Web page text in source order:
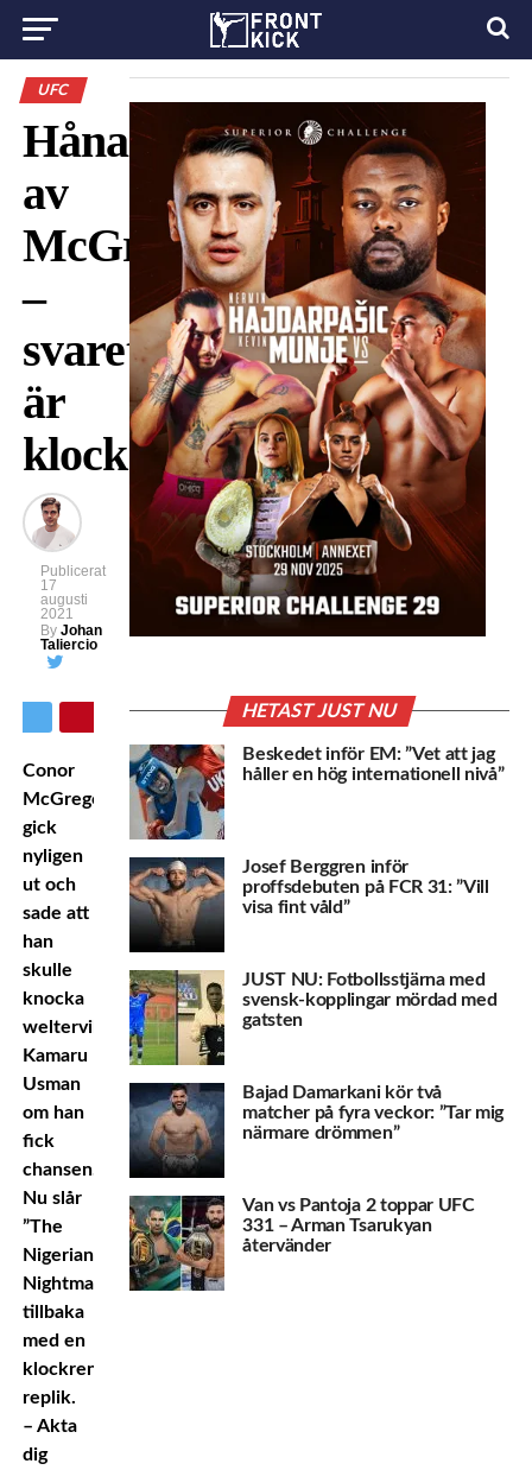
UFC
Hånades
av
McGregor
–
svaret
är
klockrent
Publicerat
17
augusti
2021
By Johan
Taliercio
Conor
McGregor
gick
nyligen
ut och
sade att
han
skulle
knocka
welterviktsmästaren
Kamaru
Usman
om han
fick
chansen.
Nu slår
”The
Nigerian
Nightmare”
tillbaka
med en
klockren
replik.
– Akta
dig
HETAST JUST NU
Beskedet inför EM: ”Vet att jag
håller en hög internationell nivå”
Josef Berggren inför
proffsdebuten på FCR 31: ”Vill
visa fint våld”
JUST NU: Fotbollsstjärna med
svensk-kopplingar mördad med
gatsten
Bajad Damarkani kör två
matcher på fyra veckor: ”Tar mig
närmare drömmen”
Van vs Pantoja 2 toppar UFC
331 – Arman Tsarukyan
återvänder